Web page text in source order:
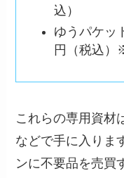
込）
ゆうパケッ
円（税込）
これらの専用資材
などで手に入りま
ンに不要品を売買